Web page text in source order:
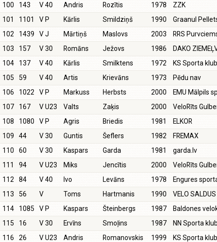
100 143 V 40 Andris Rozītis 1978
ZZK
101
1101 V P Kārlis Smildziņš 1990
Graanul
102
1439 V J Mārtiņš Maslovs 2003
RRS
103
157 V 30 Romāns Ježovs 1986
DAKO
104
137 V 40 Kārlis Smilktens 1972
KS Sporta
105
59 V 40 Artis Krievāns 1973
Pēdu nav
106
1022 V P Markuss Herbsts 2000
EMU Mālpils
107
167 V U23 Valts Zaķis 2000
VeloRīts
108
1080 V P Agris Briedis 1981
ELKOR
109
44 V 30 Guntis Šeflers 1982
FREMAX
110
60 V 30 Kaspars Garda 1981
garda.lv
111
94 V U23 Miks Jencītis 2000
VeloRīts
112
84 V 40 Ivo Levāns 1978
Engures
113
56 V Toms Hartmanis 1990
VELO SALDUS
114
1085 V P Kaspars Šteinbergs 1987
Baldones
115
16 V 30 Ervīns Smoļins 1987
NN Sporta
116
26 V U23 Andris Romanovskis 1999
KS Sporta